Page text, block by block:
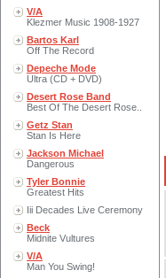
V/A
Klezmer Music 1908-1927
Bartos Karl
Off The Record
Depeche Mode
Ultra (CD + DVD)
Desert Rose Band
Best Of The Desert Rose..
Getz Stan
Stan Is Here
Jackson Michael
Dangerous
Tyler Bonnie
Greatest Hits
Iii Decades Live Ceremony
Beck
Midnite Vultures
V/A
Man You Swing!